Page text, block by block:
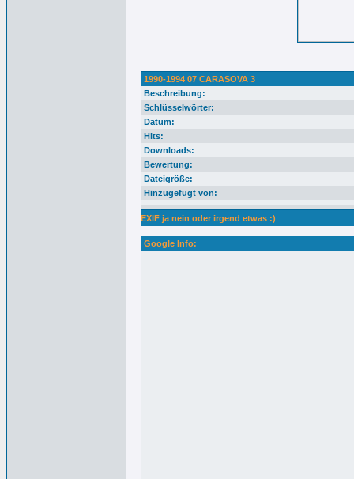
1990-1994 07 CARASOVA 3
Beschreibung:
Schlüsselwörter:
Datum:
Hits:
Downloads:
Bewertung:
Dateigröße:
Hinzugefügt von:
EXIF ja nein oder irgend etwas :)
Google Info: